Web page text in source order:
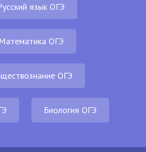
язык ОГЭ
Математика ОГЭ
ОГЭ
Биология ОГЭ